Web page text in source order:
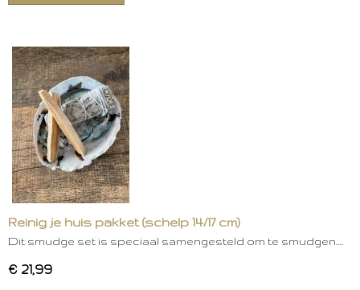
Reinig je huis pakket (schelp 14/17 cm)
Dit smudge set is speciaal samengesteld om te smudgen.…
€ 21,99